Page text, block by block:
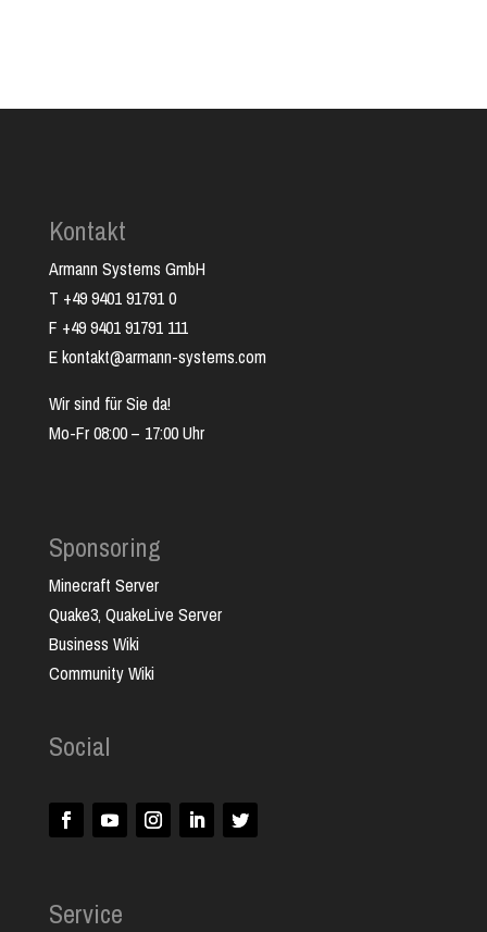
Kontakt
Armann Systems GmbH
T +49 9401 91791 0
F +49 9401 91791 111
E kontakt@armann-systems.com
Wir sind für Sie da!
Mo-Fr 08:00 – 17:00 Uhr
Sponsoring
Minecraft Server
Quake3, QuakeLive Server
Business Wiki
Community Wiki
Social
Service